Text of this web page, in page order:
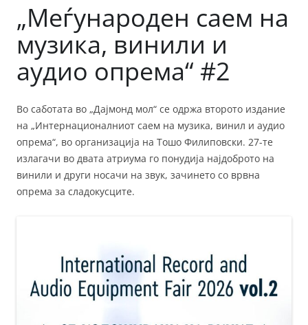
„Меѓународен саем на
музика, винили и
аудио опрема“ #2
Во саботата во „Дајмонд мол“ се одржа второто издание
на „Интернационалниот саем на музика, винил и аудио
опрема“, во организација нa Тошо Филиповски. 27-те
излагачи во двата атриума го понудија најдоброто на
винили и други носачи на звук, зачинето со врвна
опрема за сладокусците.